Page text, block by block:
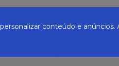
ITAPEMIRIM - ES | CEP 29309-712
conteúdo e anúncios.